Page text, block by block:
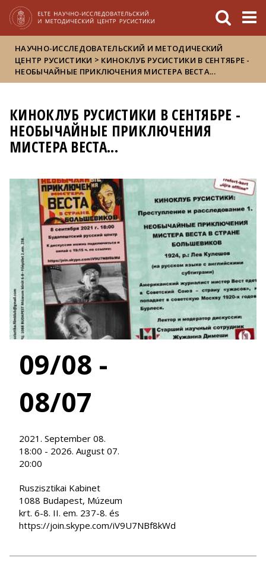
НАУЧНО-ИССЛЕДОВАТЕЛЬСКИЙ И МЕТОДИЧЕСКИЙ
ЦЕНТР РУСИСТИКИ > КИНОКЛУБ РУСИСТИКИ В СЕНТЯБРЕ -
НЕОБЫЧАЙНЫЕ ПРИКЛЮЧЕНИЯ МИСТЕРА ВЕСТА...
КИНОКЛУБ РУСИСТИКИ В СЕНТЯБРЕ -
НЕОБЫЧАЙНЫЕ ПРИКЛЮЧЕНИЯ
МИСТЕРА ВЕСТА...
09/08 -
08/07
2021. September 08.
18:00 - 2026. August 07.
20:00
Ruszisztikai Kabinet
1088 Budapest, Múzeum
krt. 6-8. II. em. 237-8. és
https://join.skype.com/iV9U7NBf8kWd